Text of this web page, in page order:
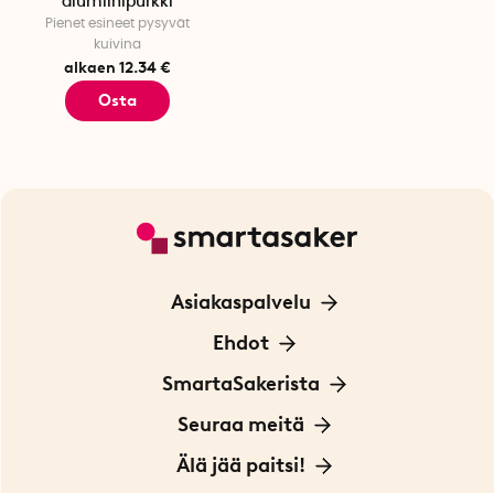
Pienet esineet pysyvät
kuivina
alkaen 12.34 €
Osta
Asiakaspalvelu
Ota yhteyttä
Ehdot
Tietoa evästeistä
Yksityisyydensuoja
Sopimusehdot
SmartaSakerista
Meistä
Myymälä Tukholmassa
Seuraa meitä
Innovaattoriblogi
Älä jää paitsi!